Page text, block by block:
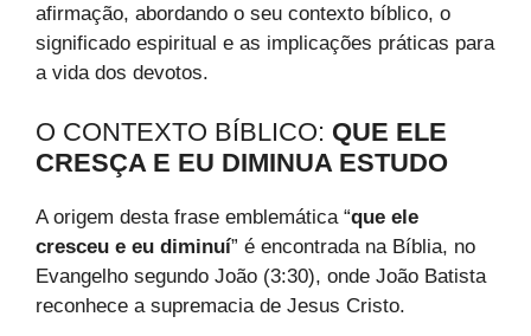
afirmação, abordando o seu contexto bíblico, o
significado espiritual e as implicações práticas para
a vida dos devotos.
O CONTEXTO BÍBLICO: QUE ELE
CRESÇA E EU DIMINUA ESTUDO
A origem desta frase emblemática “que ele
cresceu e eu diminuí” é encontrada na Bíblia, no
Evangelho segundo João (3:30), onde João Batista
reconhece a supremacia de Jesus Cristo.